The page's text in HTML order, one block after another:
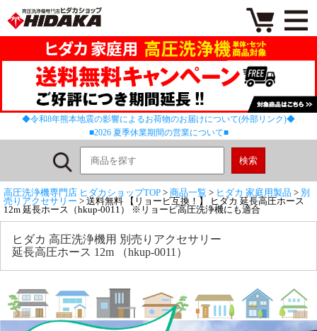
◆令和8年熊本地震の影響によるお荷物のお届けについて(外部リンク)◆
■2026 夏季休業期間の営業について■
高圧洗浄機専門店 ヒダカショップTOP > 商品一覧 > ヒダカ 家庭用製品 > 別
売りアクセサリー > 送料無料 【リョービ互換！】 ヒダカ 延長高圧ホース
12m 延長ホース（hkup-0011） ※リョービ高圧洗浄機にも適合
ヒダカ 高圧洗浄機用 別売りアクセサリー
延長高圧ホース 12m （hkup-0011）